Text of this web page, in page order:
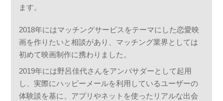
ます。
2018年にはマッチングサービスをテーマにした恋愛映
画を作りたいと相談があり、マッチング業界としては
初めて映画制作に携わりました。
2019年には野呂佳代さんをアンバサダーとして起用
し、実際にハッピーメールを利用しているユーザーの
体験談を基に、アプリやネットを使ったリアルな出会